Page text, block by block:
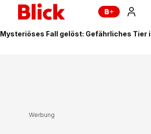
Mysteriöses Fall gelöst: Gefährliches Tier